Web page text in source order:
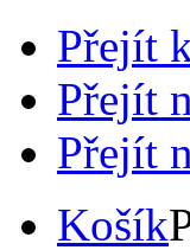
Přejít
Přejít
Přejít
Košík